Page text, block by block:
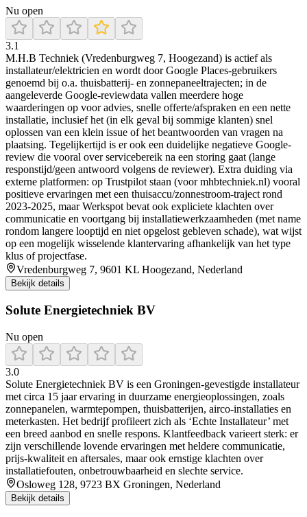
Nu open
3.1
M.H.B Techniek (Vredenburgweg 7, Hoogezand) is actief als
installateur/elektricien en wordt door Google Places-gebruikers
genoemd bij o.a. thuisbatterij- en zonnepaneeltrajecten; in de
aangeleverde Google-reviewdata vallen meerdere hoge
waarderingen op voor advies, snelle offerte/afspraken en een nette
installatie, inclusief het (in elk geval bij sommige klanten) snel
oplossen van een klein issue of het beantwoorden van vragen na
plaatsing. Tegelijkertijd is er ook een duidelijke negatieve Google-
review die vooral over servicebereik na een storing gaat (lange
responstijd/geen antwoord volgens de reviewer). Extra duiding via
externe platformen: op Trustpilot staan (voor mhbtechniek.nl) vooral
positieve ervaringen met een thuisaccu/zonnestroom-traject rond
2023-2025, maar Werkspot bevat ook expliciete klachten over
communicatie en voortgang bij installatiewerkzaamheden (met name
rondom langere looptijd en niet opgelost gebleven schade), wat wijst
op een mogelijk wisselende klantervaring afhankelijk van het type
klus of projectfase.
Vredenburgweg 7, 9601 KL Hoogezand, Nederland
Bekijk details
Solute Energietechniek BV
Nu open
3.0
Solute Energietechniek BV is een Groningen-gevestigde installateur
met circa 15 jaar ervaring in duurzame energieoplossingen, zoals
zonnepanelen, warmtepompen, thuisbatterijen, airco-installaties en
meterkasten. Het bedrijf profileert zich als ‘Echte Installateur’ met
een breed aanbod en snelle respons. Klantfeedback varieert sterk: er
zijn verschillende lovende ervaringen met heldere communicatie,
prijs-kwaliteit en aftersales, maar ook ernstige klachten over
installatiefouten, onbetrouwbaarheid en slechte service.
Osloweg 128, 9723 BX Groningen, Nederland
Bekijk details